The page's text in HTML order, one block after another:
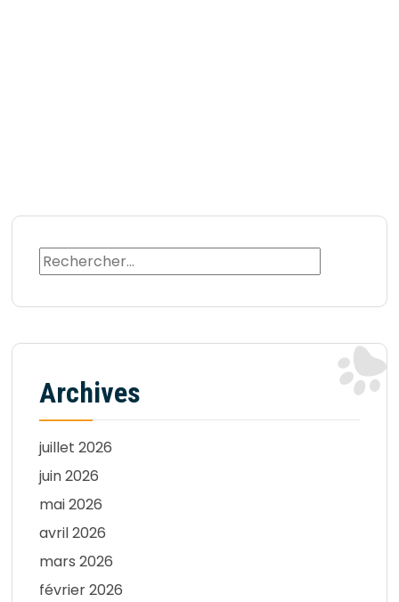
Archives
juillet 2026
juin 2026
mai 2026
avril 2026
mars 2026
février 2026